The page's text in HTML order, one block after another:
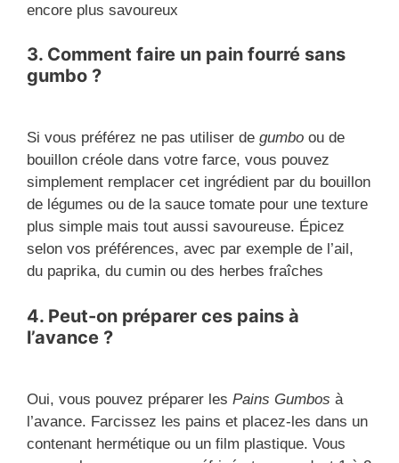
encore plus savoureux
3. Comment faire un pain fourré sans
gumbo ?
Si vous préférez ne pas utiliser de gumbo ou de
bouillon créole dans votre farce, vous pouvez
simplement remplacer cet ingrédient par du bouillon
de légumes ou de la sauce tomate pour une texture
plus simple mais tout aussi savoureuse. Épicez
selon vos préférences, avec par exemple de l’ail,
du paprika, du cumin ou des herbes fraîches
4. Peut-on préparer ces pains à
l’avance ?
Oui, vous pouvez préparer les Pains Gumbos à
l’avance. Farcissez les pains et placez-les dans un
contenant hermétique ou un film plastique. Vous